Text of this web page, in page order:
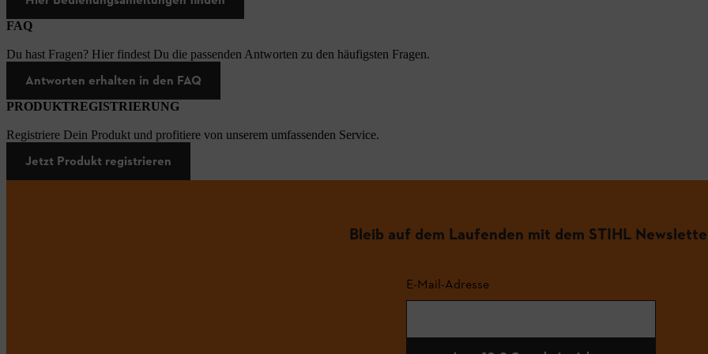
FAQ
Du hast Fragen? Hier findest Du die passenden Antworten zu den häufigsten Fragen.
Antworten erhalten in den FAQ
PRODUKTREGISTRIERUNG
Registriere Dein Produkt und profitiere von unserem umfassenden Service.
Jetzt Produkt registrieren
Bleib auf dem Laufenden mit dem STIHL
E-Mail-Adresse